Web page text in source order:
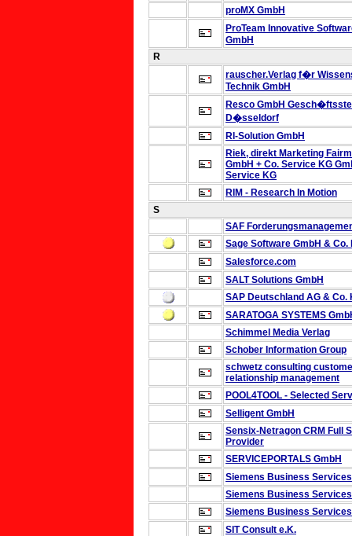
proMX GmbH
ProTeam Innovative
GmbH
R
rauscher.Verlag f�r
Technik GmbH
Resco GmbH
D�sseldorf
RI-Solution GmbH
Riek, direkt Marketing
GmbH + Co. Service KG
Service KG
RIM - Research In Motion
S
SAF
Sage Software GmbH & Co.
Salesforce.com
SALT Solutions GmbH
SAP Deutschland AG & Co.
SARATOGA SYSTEMS
Schimmel Media Verlag
Schober Information Group
schwetz consulting
relationship management
POOL4TOOL - Selected
Selligent GmbH
Sensix-Netragon CRM Full
Provider
SERVICEPORTALS GmbH
Siemens Business
Siemens Business
Siemens Business
SIT Consult e.K.